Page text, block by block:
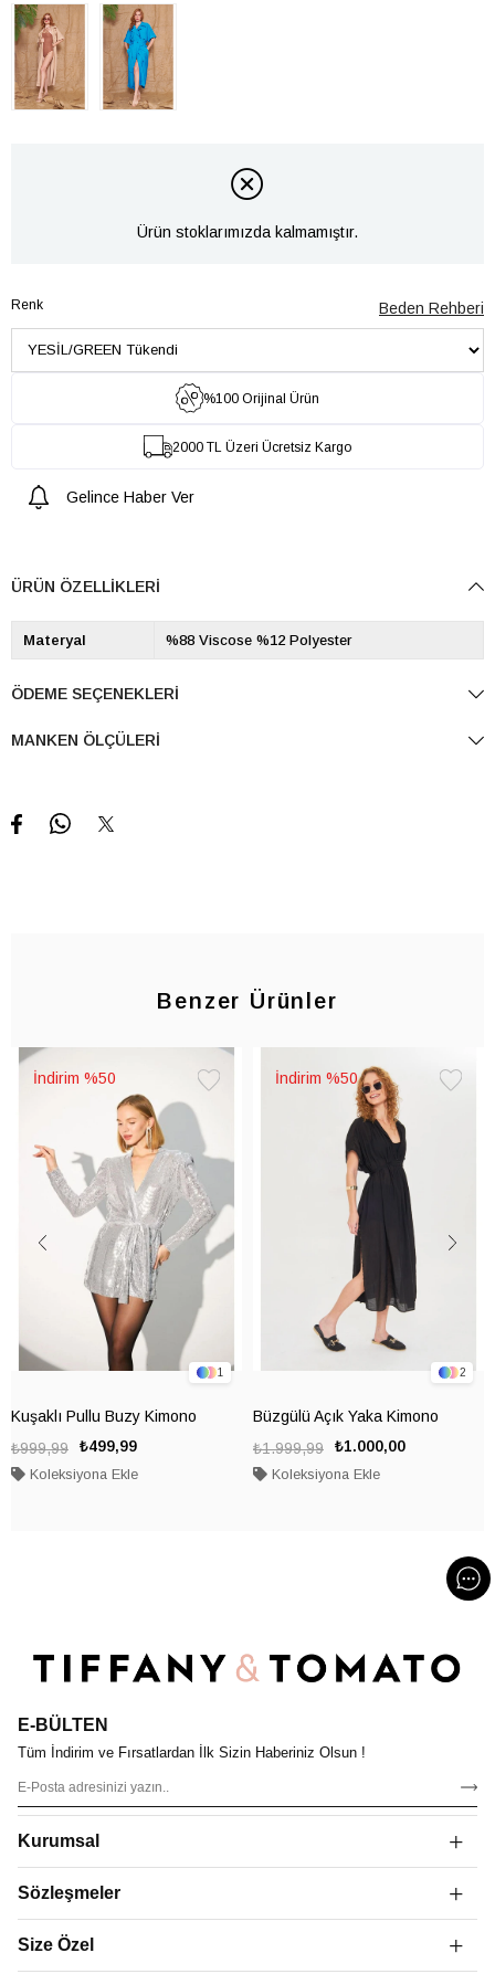
Ürün stoklarımızda kalmamıştır.
Renk Beden Rehberi
%100 Orijinal Ürün
2000 TL Üzeri Ücretsiz Kargo
Gelince Haber Ver
ÜRÜN ÖZELLIKLERI
Materyal %88 Viscose %12 Polyester
ÖDEME SEÇENEKLERI
MANKEN ÖLÇÜLERI
Benzer Ürünler
1
Kuşaklı Pullu Buzy Kimono
₺499,99
₺999,99
Koleksiyona Ekle
%50
2
Büzgülü Açık Yaka Kimono
₺1.000,00
₺1.999,99
Koleksiyona Ekle
%50
E-BÜLTEN
Tüm İndirim ve Fırsatlardan İlk Sizin Haberiniz Olsun !
Kurumsal
Sözleşmeler
Size Özel